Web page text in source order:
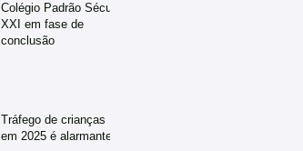
Colégio Padrão Século
XXI em fase de
conclusão
Tráfego de crianças
em 2025 é alarmante